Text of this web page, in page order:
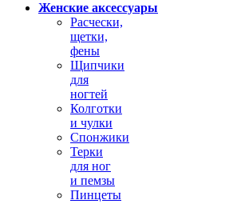
Женские аксессуары
Расчески,
щетки,
фены
Щипчики
для
ногтей
Колготки
и чулки
Спонжики
Терки
для ног
и пемзы
Пинцеты